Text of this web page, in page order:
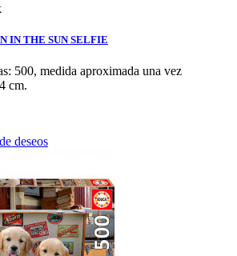
IN THE SUN SELFIE
500, medida aproximada una vez
cm.
deseos